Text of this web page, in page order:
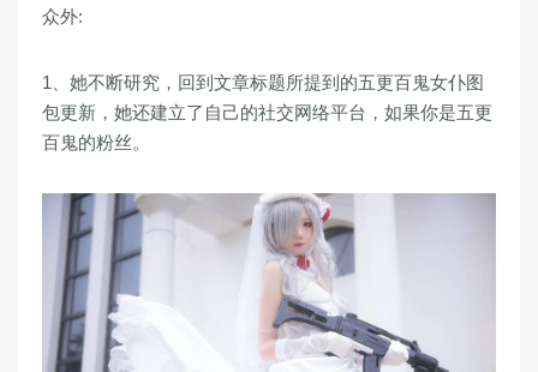
众外:
1、她不断研究，回到文章标题所提到的五更百鬼女仆图
包更新，她还建立了自己的社交网络平台，如果你是五更
百鬼的粉丝。